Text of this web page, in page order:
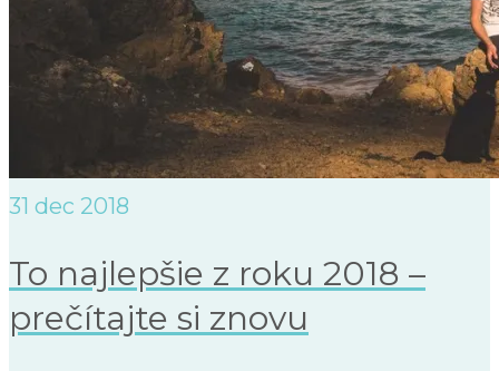
31 dec 2018
To najlepšie z roku 2018 –
prečítajte si znovu